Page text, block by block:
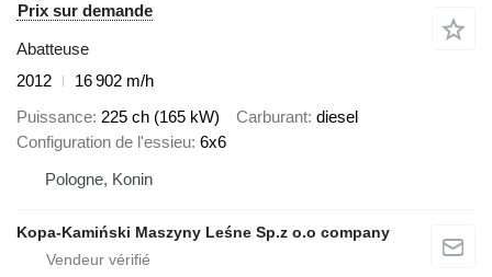
Prix sur demande
Abatteuse
2012
16 902 m/h
Puissance 225 ch (165 kW) Carburant diesel
Configuration de l'essieu 6x6
Pologne, Konin
Kopa-Kamiński Maszyny Leśne Sp.z o.o company